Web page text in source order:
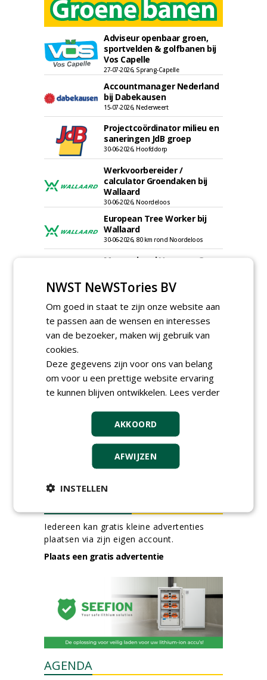
Adviseur openbaar groen,
sportvelden & golfbanen bij
Vos Capelle
27-07-2026, Sprang-Capelle
Accountmanager Nederland
bij Dabekausen
15-07-2026, Nederweert
Projectcoördinator milieu en
saneringen JdB groep
30-06-2026, Hoofddorp
Werkvoorbereider /
calculator Groendaken bij
Wallaard
30-06-2026, Noordeloos
European Tree Worker bij
Wallaard
30-06-2026, 80 km rond Noordeloos
Meewerkend Voorman Groen
30-06-2026, 80 km rond Noordeloos
Werkvoorbereider
groenbeheer (32-40 uur per
week) bij SmitsRinsma
24-06-2026, Zutphen en op project locatie
(32-40 uur) bij SmitsRinsma
24-06-2026, Zutphen
meer Groene Banen
Iedereen kan gratis kleine advertenties
plaatsen via zijn eigen account.
Plaats een gratis advertentie
AGENDA
NWST NeWSTories BV
Om goed in staat te zijn onze website aan
te passen aan de wensen en interesses
van de bezoeker, maken wij gebruik van
cookies.
Deze gegevens zijn voor ons van belang
om voor u een prettige website ervaring
te kunnen blijven ontwikkelen. Lees verder
AKKOORD
AFWIJZEN
INSTELLEN